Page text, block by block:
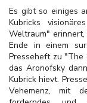
Es gibt so einiges
Kubricks
Weltraum"
Ende in einem
Presseheft zu "The
das Aronofsky
Kubrick hievt.
Vehemenz, mit